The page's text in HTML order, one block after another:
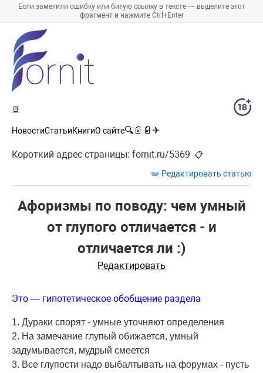
Если заметили ошибку или битую ссылку в тексте — выделите этот
фрагмент и нажмите Ctrl+Enter
🚪
НовостиСтатьиКнигиО сайте🔍 📄 📄 ✈
Короткий адрес страницы: fornit.ru/5369 📋
✏️ Редактировать статью
Афоризмы по поводу: чем умный
от глупого отличается - и
отличается ли :)
Редактировать
Это — гипотетическое обобщение раздела
1. Дураки спорят - умные уточняют определения
2. На замечание глупый обижается, умный
задумывается, мудрый смеется
3. Все глупости надо выбалтывать на форумах - пусть